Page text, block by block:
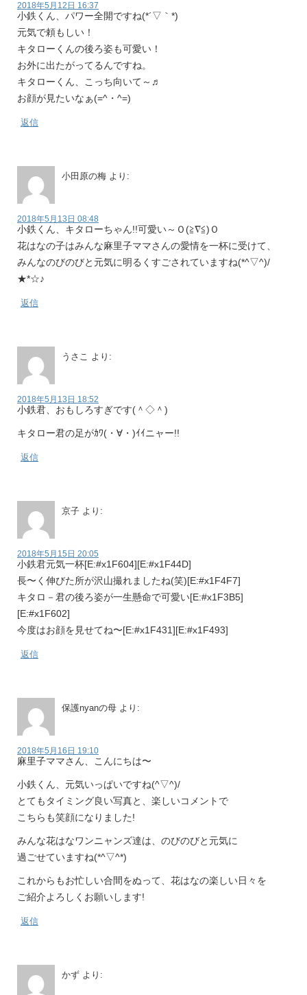
2018年5月12日 16:37
小鉄くん、パワー全開ですね(*´▽｀*)
元気で頼もしい！
キタローくんの後ろ姿も可愛い！
お外に出たがってるんですね。
キタローくん、こっち向いて～♬
お顔が見たいなぁ(=^・^=)
返信
小田原の梅 より:
2018年5月13日 08:48
小鉄くん、キタローちゃん!!可愛い～Ｏ(≧∇≦)Ｏ
花はなの子はみんな麻里子ママさんの愛情を一杯に受けて、
みんなのびのびと元気に明るくすごされていますね(*^▽^)/
★*☆♪
返信
うさこ より:
2018年5月13日 18:52
小鉄君、おもしろすぎです(＾◇＾)
キタロー君の足がｶﾜ(・∀・)ｲｲニャー!!
返信
京子 より:
2018年5月15日 20:05
小鉄君元気一杯[E:#x1F604][E:#x1F44D]
長〜く伸びた所が沢山撮れましたね(笑)[E:#x1F4F7]
キタロ－君の後ろ姿が一生懸命で可愛い[E:#x1F3B5]
[E:#x1F602]
今度はお顔を見せてね〜[E:#x1F431][E:#x1F493]
返信
保護nyanの母 より:
2018年5月16日 19:10
麻里子ママさん、こんにちは〜
小鉄くん、元気いっぱいですね(^▽^)/
とてもタイミング良い写真と、楽しいコメントで
こちらも笑顔になりました!
みんな花はなワンニャンズ達は、のびのびと元気に
過ごせていますね(*^▽^*)
これからもお忙しい合間をぬって、花はなの楽しい日々を
ご紹介よろしくお願いします!
返信
かず より: